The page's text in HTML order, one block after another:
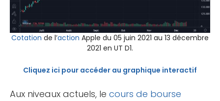
Cotation de l’action Apple du 05 juin 2021 au 13 décembre
2021 en UT D1.
Cliquez ici pour accéder au graphique interactif
Aux niveaux actuels, le cours de bourse